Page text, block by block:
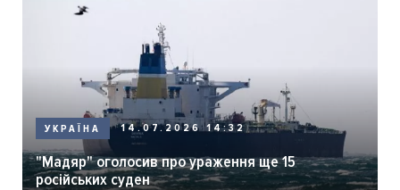
УКРАЇНА 14.07.2026 14:32
"Мадяр" оголосив про ураження ще 15
російських суден